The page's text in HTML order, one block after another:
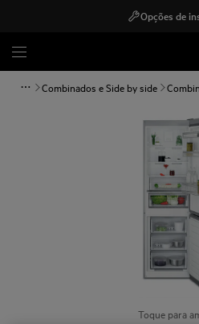
Opções de
Combinados e Side by side
Toque para